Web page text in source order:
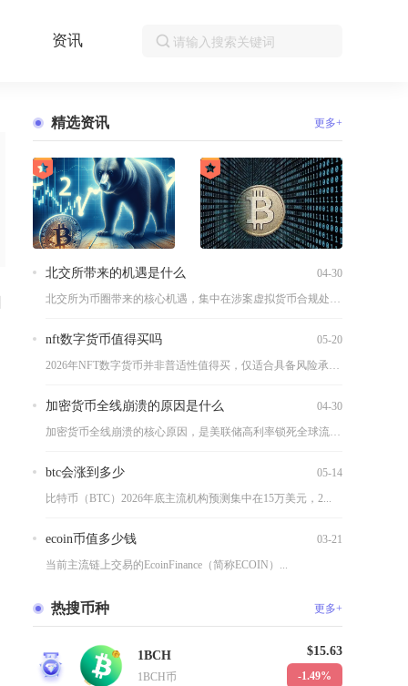
资讯
精选资讯 更多+
北交所带来的机遇是什么 04-30
北交所为币圈带来的核心机遇，集中在涉案虚拟货币合规处置、区块...
nft数字货币值得买吗 05-20
2026年NFT数字货币并非普适性值得买，仅适合具备风险承受...
加密货币全线崩溃的原因是什么 04-30
加密货币全线崩溃的核心原因，是美联储高利率锁死全球流动性、监...
btc会涨到多少 05-14
比特币（BTC）2026年底主流机构预测集中在15万美元，2...
ecoin币值多少钱 03-21
当前主流链上交易的EcoinFinance（简称ECOIN）...
热搜币种 更多+
1
1BCH
1BCH币
$15.63
-1.49%